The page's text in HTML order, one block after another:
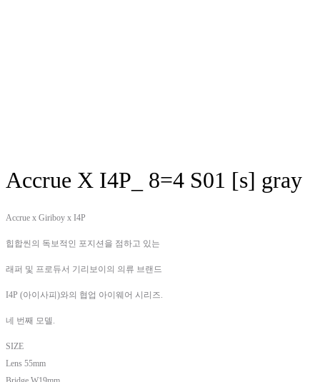
Accrue X I4P_ 8=4 S01 [s] gray
Accrue x Giriboy x I4P
힙합씬의 독보적인 포지션을 점하고 있는
래퍼 및 프로듀서 기리보이의 의류 브랜드
I4P (아이사피)와의 협업 아이웨어 시리즈.
네 번째 모델.
SIZE
Lens 55mm